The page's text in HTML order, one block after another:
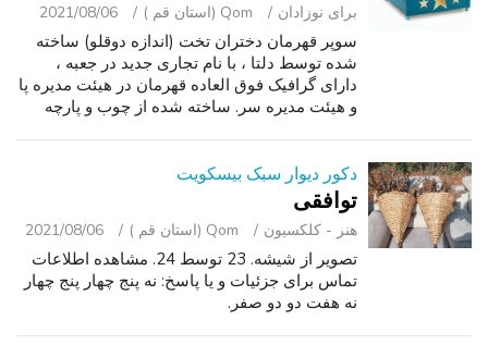
برای نوزادان Qom (استان قم ) 2021/08/06
سوپر قهرمان دختران تخت (اندازه دوقلو) ساخته
شده توسط دلتا ، با نام تجاری جدید در جعبه ،
دارای گرافیک فوق العاده قهرمان در هیئت مدیره پا
و هیئت مدیره سر. ساخته شده از چوب و پارچه
دکور دیوار سبک بیسکویت
توافقی
هنر - کلکسیون Qom (استان قم ) 2021/08/06
تصویر از شیشه. 23 توسط 24. مشاهده اطلاعات
تماس برای جزئیات و یا پاسخ: نه پنج چهار پنج چهار
نه هفت دو دو صفر.